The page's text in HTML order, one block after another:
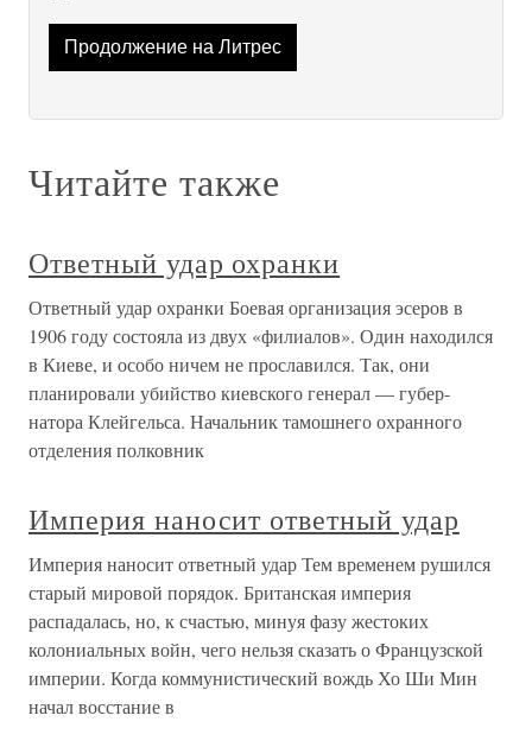
Продолжение на Литрес
Читайте также
Ответный удар охранки
Ответный удар охранки Боевая организация эсеров в
1906 году состояла из двух «филиалов». Один находился
в Киеве, и особо ничем не прославился. Так, они
планировали убийство киевского генерал — губер-
натора Клейгельса. Начальник тамошнего охранного
отделения полковник
Империя наносит ответный удар
Империя наносит ответный удар Тем временем рушился
старый мировой порядок. Британская империя
распадалась, но, к счастью, минуя фазу жестоких
колониальных войн, чего нельзя сказать о Французской
империи. Когда коммунистический вождь Хо Ши Мин
начал восстание в